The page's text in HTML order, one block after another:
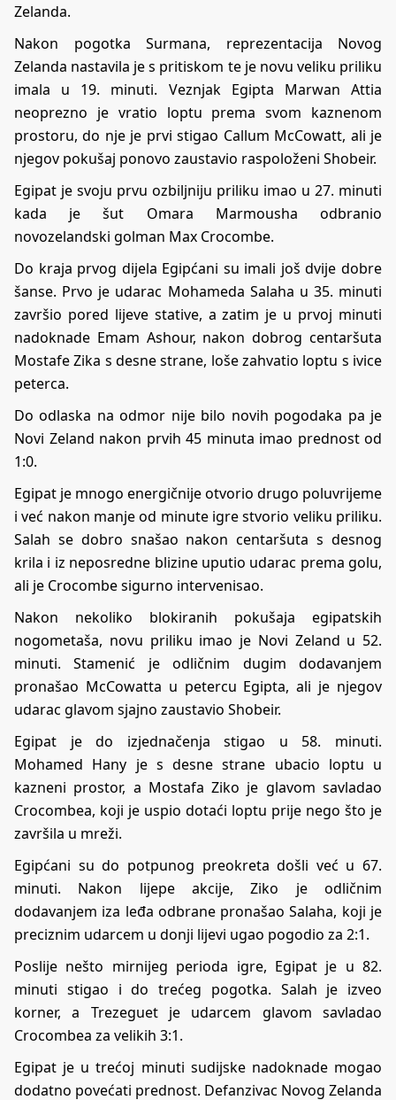
Zelanda.
Nakon pogotka Surmana, reprezentacija Novog
Zelanda nastavila je s pritiskom te je novu veliku priliku
imala u 19. minuti. Veznjak Egipta Marwan Attia
neoprezno je vratio loptu prema svom kaznenom
prostoru, do nje je prvi stigao Callum McCowatt, ali je
njegov pokušaj ponovo zaustavio raspoloženi Shobeir.
Egipat je svoju prvu ozbiljniju priliku imao u 27. minuti
kada je šut Omara Marmousha odbranio
novozelandski golman Max Crocombe.
Do kraja prvog dijela Egipćani su imali još dvije dobre
šanse. Prvo je udarac Mohameda Salaha u 35. minuti
završio pored lijeve stative, a zatim je u prvoj minuti
nadoknade Emam Ashour, nakon dobrog centaršuta
Mostafe Zika s desne strane, loše zahvatio loptu s ivice
peterca.
Do odlaska na odmor nije bilo novih pogodaka pa je
Novi Zeland nakon prvih 45 minuta imao prednost od
1:0.
Egipat je mnogo energičnije otvorio drugo poluvrijeme
i već nakon manje od minute igre stvorio veliku priliku.
Salah se dobro snašao nakon centaršuta s desnog
krila i iz neposredne blizine uputio udarac prema golu,
ali je Crocombe sigurno intervenisao.
Nakon nekoliko blokiranih pokušaja egipatskih
nogometaša, novu priliku imao je Novi Zeland u 52.
minuti. Stamenić je odličnim dugim dodavanjem
pronašao McCowatta u petercu Egipta, ali je njegov
udarac glavom sjajno zaustavio Shobeir.
Egipat je do izjednačenja stigao u 58. minuti.
Mohamed Hany je s desne strane ubacio loptu u
kazneni prostor, a Mostafa Ziko je glavom savladao
Crocombea, koji je uspio dotaći loptu prije nego što je
završila u mreži.
Egipćani su do potpunog preokreta došli već u 67.
minuti. Nakon lijepe akcije, Ziko je odličnim
dodavanjem iza leđa odbrane pronašao Salaha, koji je
preciznim udarcem u donji lijevi ugao pogodio za 2:1.
Poslije nešto mirnijeg perioda igre, Egipat je u 82.
minuti stigao i do trećeg pogotka. Salah je izveo
korner, a Trezeguet je udarcem glavom savladao
Crocombea za velikih 3:1.
Egipat je u trećoj minuti sudijske nadoknade mogao
dodatno povećati prednost. Defanzivac Novog Zelanda